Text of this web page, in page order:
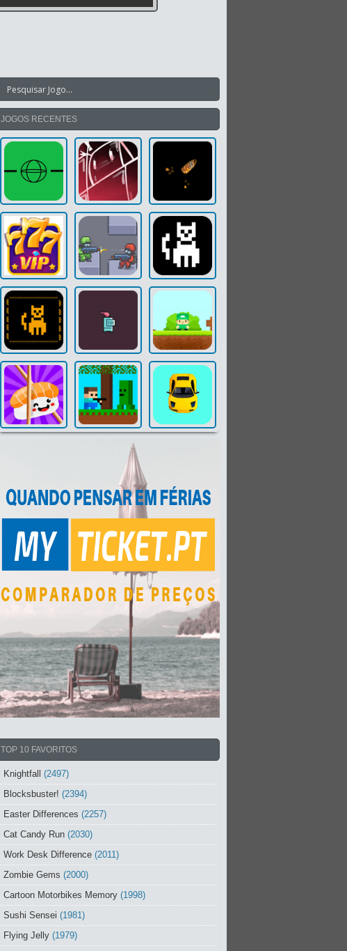
JOGOS RECENTES
TOP 10 FAVORITOS
Knightfall (2497)
Blocksbuster! (2394)
Easter Differences (2257)
Cat Candy Run (2030)
Work Desk Difference (2011)
Zombie Gems (2000)
Cartoon Motorbikes Memory (1998)
Sushi Sensei (1981)
Flying Jelly (1979)